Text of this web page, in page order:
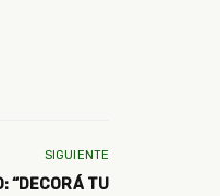
SIGUIENTE
“DECORÁ TU